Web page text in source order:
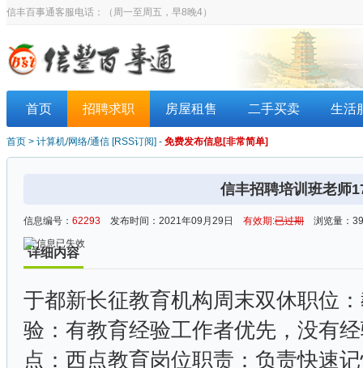
信丰百事通客服电话： （周一至周五，早8晚4）
首页 招聘求职 房屋租售 二手买卖 生活
首页 > 计算机/网络/通信 [RSS订阅] - 免费发布信息[非常简单]
信丰招聘培训班老师
信息编号： 62293 发布时间：2021年09月29日 有效期:已过期 浏览量：
详细内容
于都新长征教育机构周末双休职位
验：有教育经验工作者优先，没有
点：西点教育岗位职责：负责快速